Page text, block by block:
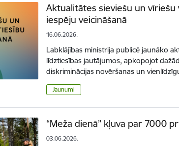
Aktualitātes sieviešu un
iespēju veicināšanā
16.06.2026.
Labklājības ministrija publicē jaunāko
līdztiesības jautājumos, apkopojot
diskriminācijas novēršanas un
Jaunumi
“Meža dienā” kļuva par 7000
03.06.2026.